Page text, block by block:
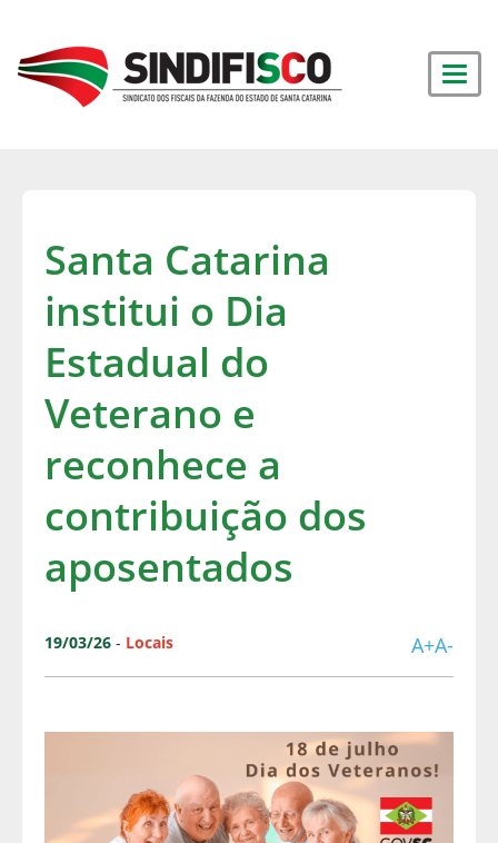
Santa Catarina
institui o Dia
Estadual do
Veterano e
reconhece a
contribuição dos
aposentados
19/03/26 - Locais A+A-